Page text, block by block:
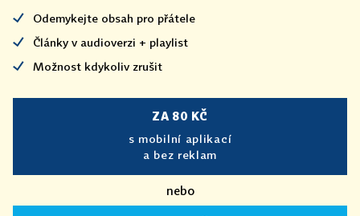
Odemykejte obsah pro přátele
Články v audioverzi + playlist
Možnost kdykoliv zrušit
ZA 80 KČ
s mobilní aplikací
a bez reklam
nebo